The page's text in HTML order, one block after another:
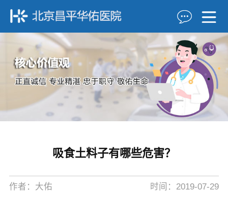
吸食土料子有哪些危害？
作者：大佑 时间：2019-07-29